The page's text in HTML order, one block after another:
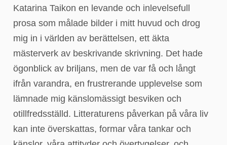
Katarina Taikon en levande och inlevelsefull
prosa som målade bilder i mitt huvud och drog
mig in i världen av berättelsen, ett äkta
mästerverk av beskrivande skrivning. Det hade
ögonblick av briljans, men de var få och långt
ifrån varandra, en frustrerande upplevelse som
lämnade mig känslomässigt besviken och
otillfredsställd. Litteraturens påverkan på våra liv
kan inte överskattas, formar våra tankar och